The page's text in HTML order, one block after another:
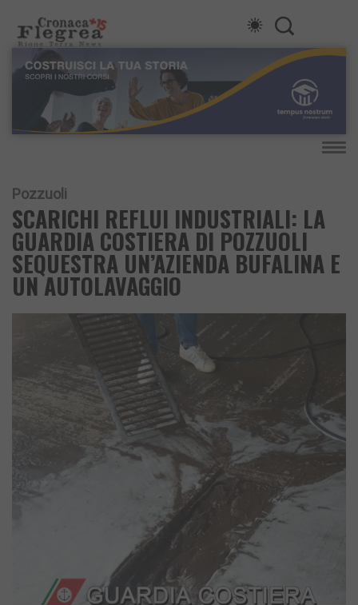
Pozzuoli
SCARICHI REFLUI INDUSTRIALI: LA
GUARDIA COSTIERA DI POZZUOLI
SEQUESTRA UN’AZIENDA BUFALINA E
UN AUTOLAVAGGIO